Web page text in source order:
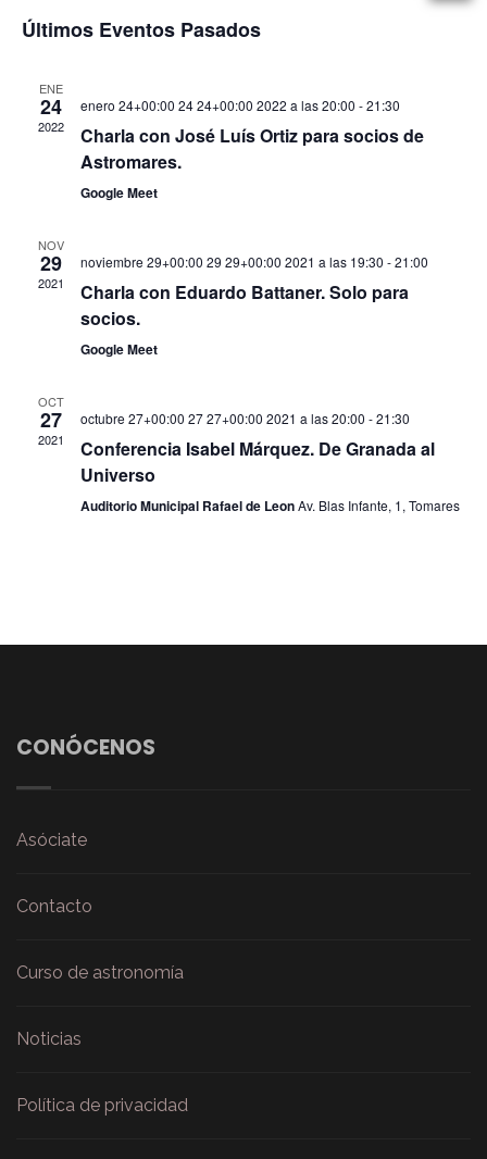
la
Últimos Eventos Pasados
ENE
24
2022
enero 24+00:00 24 24+00:00 2022 a las 20:00 -21:30
Charla con José Luís Ortiz para socios de
Astromares.
Google Meet
NOV
29
2021
noviembre 29+00:00 29 29+00:00 2021 a las 19:30 -21:00
Charla con Eduardo Battaner. Solo para
socios.
Google Meet
OCT
27
2021
octubre 27+00:00 27 27+00:00 2021 a las 20:00 -21:30
Conferencia Isabel Márquez. De Granada al
Universo
Auditorio Municipal Rafael de LeonAv. Blas Infante, 1, Tomares
CONÓCENOS
Asóciate
Contacto
Curso de astronomía
Noticias
Política de privacidad